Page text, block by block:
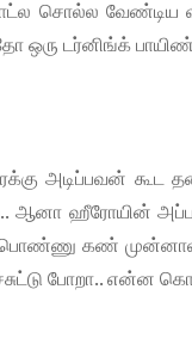
ஷாட்ல சொல்ல
ஒரு டர்னிங்க்
அடிப்பவன்
ஆனா ஹீரோயின்
கண் முன்னால
போறா.. என்ன